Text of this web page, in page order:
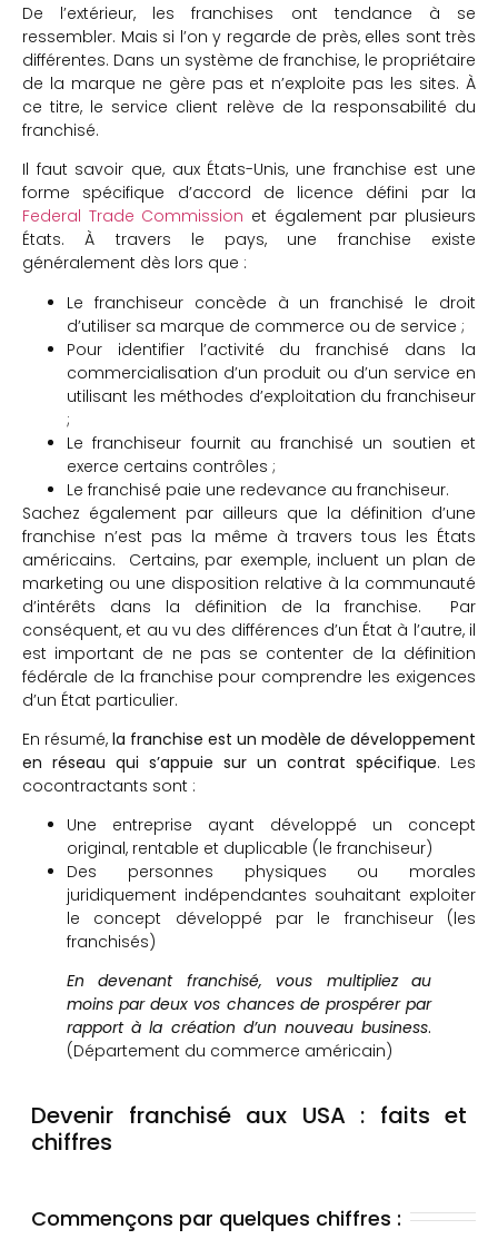
De l’extérieur, les franchises ont tendance à se
ressembler. Mais si l’on y regarde de près, elles sont très
différentes. Dans un système de franchise, le propriétaire
de la marque ne gère pas et n’exploite pas les sites. À
ce titre, le service client relève de la responsabilité du
franchisé.
Il faut savoir que, aux États-Unis, une franchise est une
forme spécifique d’accord de licence défini par la
Federal Trade Commission et également par plusieurs
États. À travers le pays, une franchise existe
généralement dès lors que :
Le franchiseur concède à un franchisé le droit
d’utiliser sa marque de commerce ou de service ;
Pour identifier l’activité du franchisé dans la
commercialisation d’un produit ou d’un service en
utilisant les méthodes d’exploitation du franchiseur
;
Le franchiseur fournit au franchisé un soutien et
exerce certains contrôles ;
Le franchisé paie une redevance au franchiseur.
Sachez également par ailleurs que la définition d’une
franchise n’est pas la même à travers tous les États
américains. Certains, par exemple, incluent un plan de
marketing ou une disposition relative à la communauté
d’intérêts dans la définition de la franchise. Par
conséquent, et au vu des différences d’un État à l’autre, il
est important de ne pas se contenter de la définition
fédérale de la franchise pour comprendre les exigences
d’un État particulier.
En résumé, la franchise est un modèle de développement
en réseau qui s’appuie sur un contrat spécifique. Les
cocontractants sont :
Une entreprise ayant développé un concept
original, rentable et duplicable (le franchiseur)
Des personnes physiques ou morales
juridiquement indépendantes souhaitant exploiter
le concept développé par le franchiseur (les
franchisés)
En devenant franchisé, vous multipliez au
moins par deux vos chances de prospérer par
rapport à la création d’un nouveau business.
(Département du commerce américain)
Devenir franchisé aux USA : faits et
chiffres
Commençons par quelques chiffres :